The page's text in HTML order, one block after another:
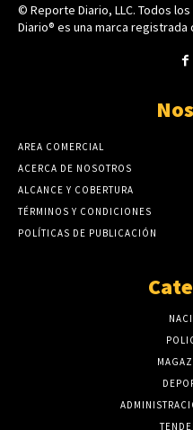
© Reporte Diario, LLC. Todos
Diario® es una marca registrada
AREA COMERCIAL
ACERCA DE NOSOTROS
ALCANCE Y COBERTURA
TÉRMINOS Y CONDICIONES
POLÍTICAS DE PUBLICACIÓN